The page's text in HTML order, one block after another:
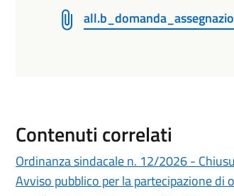
Contenuti correlati
Ordinanza sindacale n. 12/2026 -
Avviso pubblico per la partecipazione